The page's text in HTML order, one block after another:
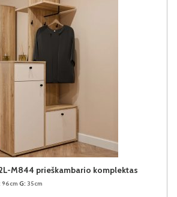
M844 prieškambario komplektas
96cm G: 35cm